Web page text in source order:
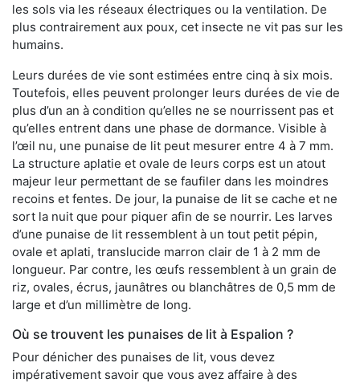
les sols via les réseaux électriques ou la ventilation. De
plus contrairement aux poux, cet insecte ne vit pas sur les
humains.
Leurs durées de vie sont estimées entre cinq à six mois.
Toutefois, elles peuvent prolonger leurs durées de vie de
plus d’un an à condition qu’elles ne se nourrissent pas et
qu’elles entrent dans une phase de dormance. Visible à
l’œil nu, une punaise de lit peut mesurer entre 4 à 7 mm.
La structure aplatie et ovale de leurs corps est un atout
majeur leur permettant de se faufiler dans les moindres
recoins et fentes. De jour, la punaise de lit se cache et ne
sort la nuit que pour piquer afin de se nourrir. Les larves
d’une punaise de lit ressemblent à un tout petit pépin,
ovale et aplati, translucide marron clair de 1 à 2 mm de
longueur. Par contre, les œufs ressemblent à un grain de
riz, ovales, écrus, jaunâtres ou blanchâtres de 0,5 mm de
large et d’un millimètre de long.
Où se trouvent les punaises de lit à Espalion ?
Pour dénicher des punaises de lit, vous devez
impérativement savoir que vous avez affaire à des